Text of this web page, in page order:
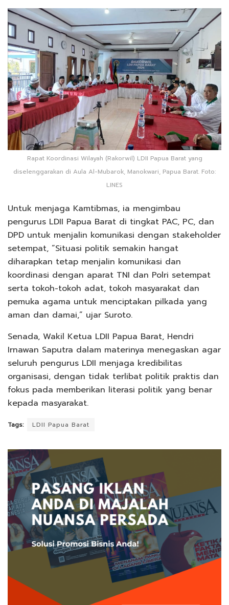
Rapat Koordinasi Wilayah (Rakorwil) LDII Papua Barat yang
diselenggarakan di Aula Al-Mubarok, Manokwari, Papua Barat. Foto:
LINES
Untuk menjaga Kamtibmas, ia mengimbau
pengurus LDII Papua Barat di tingkat PAC, PC, dan
DPD untuk menjalin komunikasi dengan stakeholder
setempat, “Situasi politik semakin hangat
diharapkan tetap menjalin komunikasi dan
koordinasi dengan aparat TNI dan Polri setempat
serta tokoh-tokoh adat, tokoh masyarakat dan
pemuka agama untuk menciptakan pilkada yang
aman dan damai,” ujar Suroto.
Senada, Wakil Ketua LDII Papua Barat, Hendri
Irnawan Saputra dalam materinya menegaskan agar
seluruh pengurus LDII menjaga kredibilitas
organisasi, dengan tidak terlibat politik praktis dan
fokus pada memberikan literasi politik yang benar
kepada masyarakat.
Tags: LDII Papua Barat